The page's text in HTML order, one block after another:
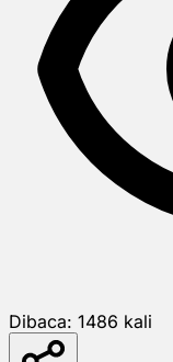
Dibaca: 1486 kali